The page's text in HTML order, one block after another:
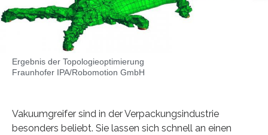
Ergebnis der Topologieoptimierung
Fraunhofer IPA/Robomotion GmbH
Vakuumgreifer sind in der Verpackungsindustrie
besonders beliebt. Sie lassen sich schnell an einen